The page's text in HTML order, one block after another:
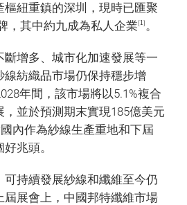
紐重鎮的深圳，現時已匯聚
，其中約九成為私人企業[1]。
斷增多、城市化加速發展等一
線紡織品市場仍保持穩步增
年間，該市場將以5.1%複合
並於預測期末實現185億美元
內作為紗線生產重地和下屆
兆頭。
持續發展紗線和纖維至今仍
屆展會上，中國邦特纖維市場